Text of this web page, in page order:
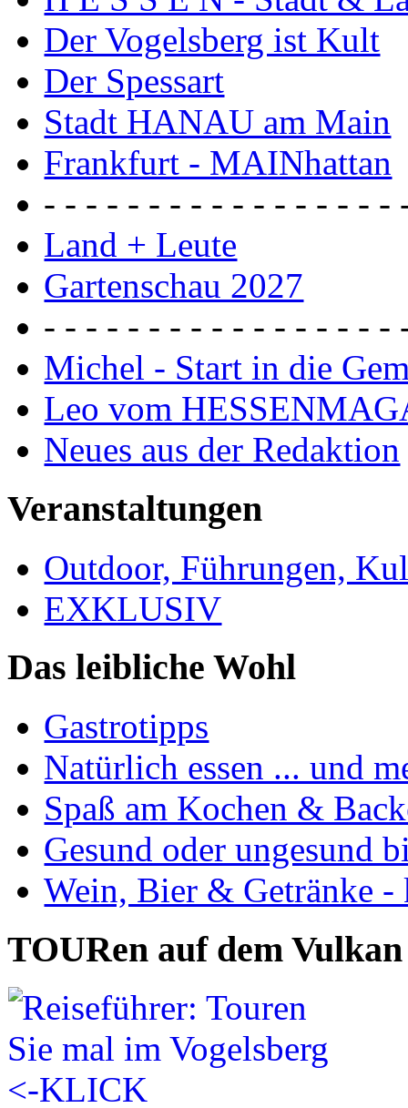
Der Vogelsberg ist Kult
Der Spessart
Stadt HANAU am Main
Frankfurt - MAINhattan
- - - - - - - - - - - - - - - - -
Land + Leute
Gartenschau 2027
- - - - - - - - - - - - - - - - -
Michel - Start in die
Leo vom
Neues aus der Redaktion
Veranstaltungen
Outdoor, Führungen,
EXKLUSIV
Das leibliche Wohl
Gastrotipps
Natürlich essen ... und
Spaß am Kochen &
Gesund oder ungesund
Wein, Bier & Getränke -
TOURen auf dem Vulkan